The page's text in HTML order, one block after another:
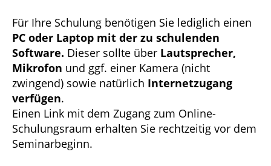
Für Ihre Schulung benötigen Sie lediglich einen
PC oder Laptop mit der zu schulenden
Software. Dieser sollte über Lautsprecher,
Mikrofon und ggf. einer Kamera (nicht
zwingend) sowie natürlich Internetzugang
verfügen.
Einen Link mit dem Zugang zum Online-
Schulungsraum erhalten Sie rechtzeitig vor dem
Seminarbeginn.